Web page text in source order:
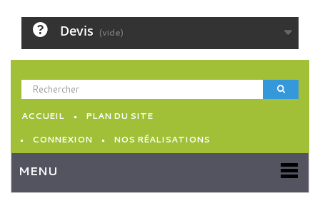
Devis (vide)
ACCUEIL
PLAN DU SITE
CONNEXION
NOS RÉALISATIONS
MENU